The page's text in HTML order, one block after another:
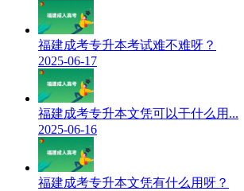
福建成考专升本考试难不难呀？
2025-06-17
福建成考专升本文凭可以干什么用...
2025-06-16
福建成考专升本文凭有什么用呀？